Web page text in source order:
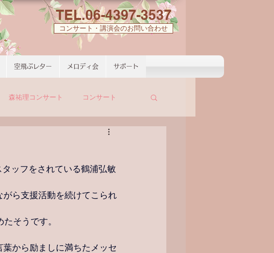
TEL.06-4397-3537
コンサート・講演会のお問い合わせ
空飛ぶレター メロディ会 サポート
森祐理コンサート コンサート
ッフをされている鶴浦弘敏
ら支援活動を続けてこられ
そうです。
から励ましに満ちた メッセ